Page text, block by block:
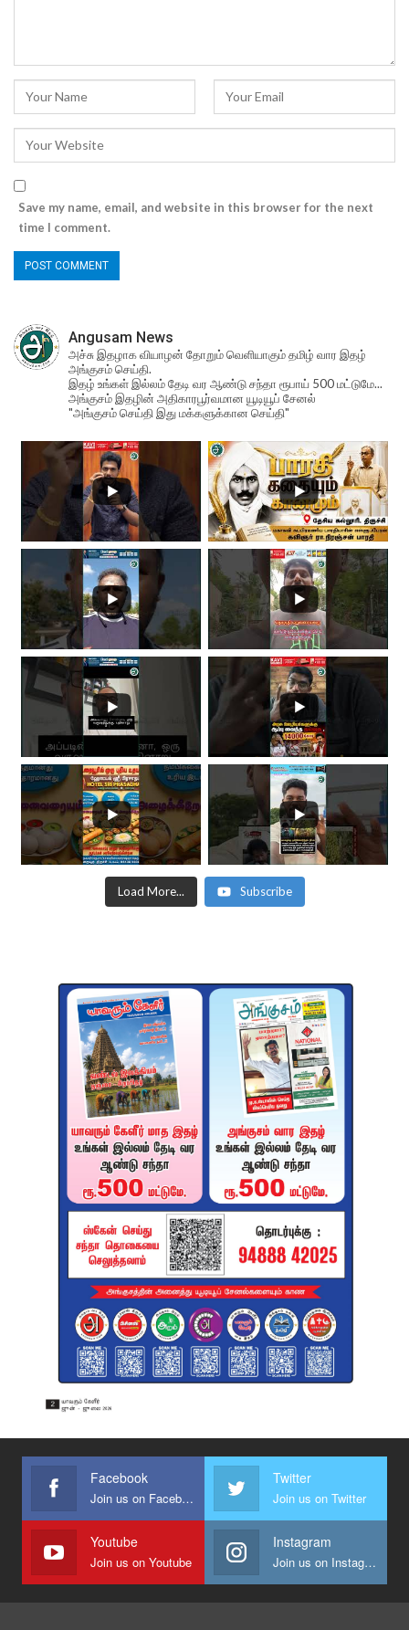
Save my name, email, and website in this browser for the next
time I comment.
Angusam News
அச்சு இதழாக வியாழன் தோறும் வெளியாகும் தமிழ் வார இதழ்
அங்குசம் செய்தி.
இதழ் உங்கள் இல்லம் தேடி வர ஆண்டு சந்தா ரூபாய் 500 மட்டுமே...
அங்குசம் இதழின் அதிகாரபூர்வமான யூடியூப் சேனல்
"அங்குசம் செய்தி இது மக்களுக்கான செய்தி"
Load More... Subscribe
Facebook
Join us on Facebook
Twitter
Join us on Twitter
Youtube
Join us on Youtube
Instagram
Join us on Instagram